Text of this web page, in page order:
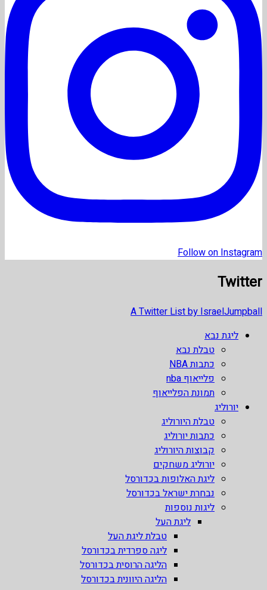
Follow on Instagram
Twitter
A Twitter List by IsraelJumpball
ליגת נבא
טבלת נבא
כתבות NBA
פלייאוף nba
תמונת הפלייאוף
יורוליג
טבלת היורוליג
כתבות יורוליג
קבוצות היורוליג
יורוליג משחקים
ליגת האלופות בכדורסל
נבחרת ישראל בכדורסל
ליגות נוספות
ליגת העל
טבלת ליגת העל
ליגה ספרדית בכדורסל
הליגה הרוסית בכדורסל
הליגה היוונית בכדורסל